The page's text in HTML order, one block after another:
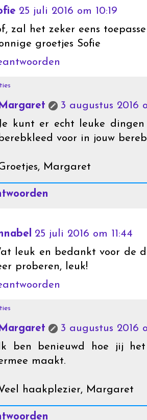
25 juli 2016 om 10:19
zal het zeker eens
groetjes Sofie
Margaret
3 augustus 2016
Je kunt er echt leuke
berebkleed voor in jouw
Margaret
25 juli 2016 om 11:44
leuk en bedankt voor de
proberen, leuk!
Margaret
3 augustus 2016
Ik ben benieuwd hoe jij
maakt.
haakplezier, Margaret